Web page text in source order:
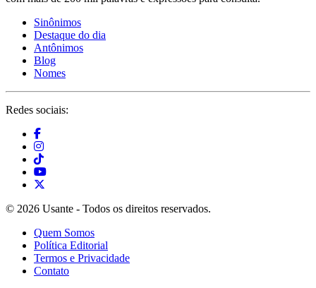
Sinônimos
Destaque do dia
Antônimos
Blog
Nomes
Redes sociais:
© 2026 Usante - Todos os direitos reservados.
Quem Somos
Política Editorial
Termos e Privacidade
Contato